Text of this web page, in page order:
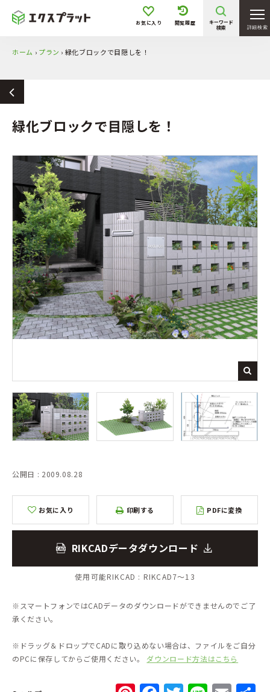
詳細検索
お気に入り 閲覧履歴
キーワード
検索
ホーム › プラン › 緑化ブロックで目隠しを！
緑化ブロックで目隠しを！
公開日 : 2009.08.28
お気に入り 印刷する PDFに変換
RIKCADデータダウンロード
使用可能RIKCAD : RIKCAD7～13
※スマートフォンではCADデータのダウンロードができませんのでご了
承ください。
※ドラッグ＆ドロップでCADに取り込めない場合は、ファイルをご自分
のPCに保存してからご使用ください。 ダウンロード方法はこちら